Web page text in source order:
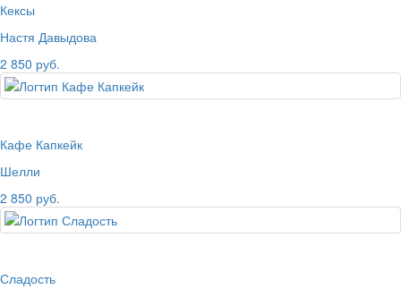
Кексы
Настя Давыдова
2 850 руб.
Кафе Капкейк
Шелли
2 850 руб.
Сладость